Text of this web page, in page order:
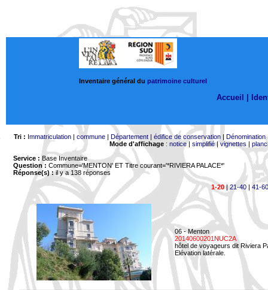
Inventaire général du patrimoine culturel
Accueil |
Tri : Immatriculation| commune| Département| édifice de conservation| Dénomination
Mode d'affichage: notice| simplifié|vignettes |
Service : Base Inventaire
Question : Commune='MENTON' ET Titre courant='*RIVIERA PALACE*'
Réponse(s) :il y a 138 réponses
1-20|21-40 | 41-60
06 - Menton
20140600201NUC2A
hôtel de voyageurs dit Riviera
Elévation latérale.